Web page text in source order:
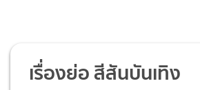
เรื่องย่อ สีสันบันเทิง